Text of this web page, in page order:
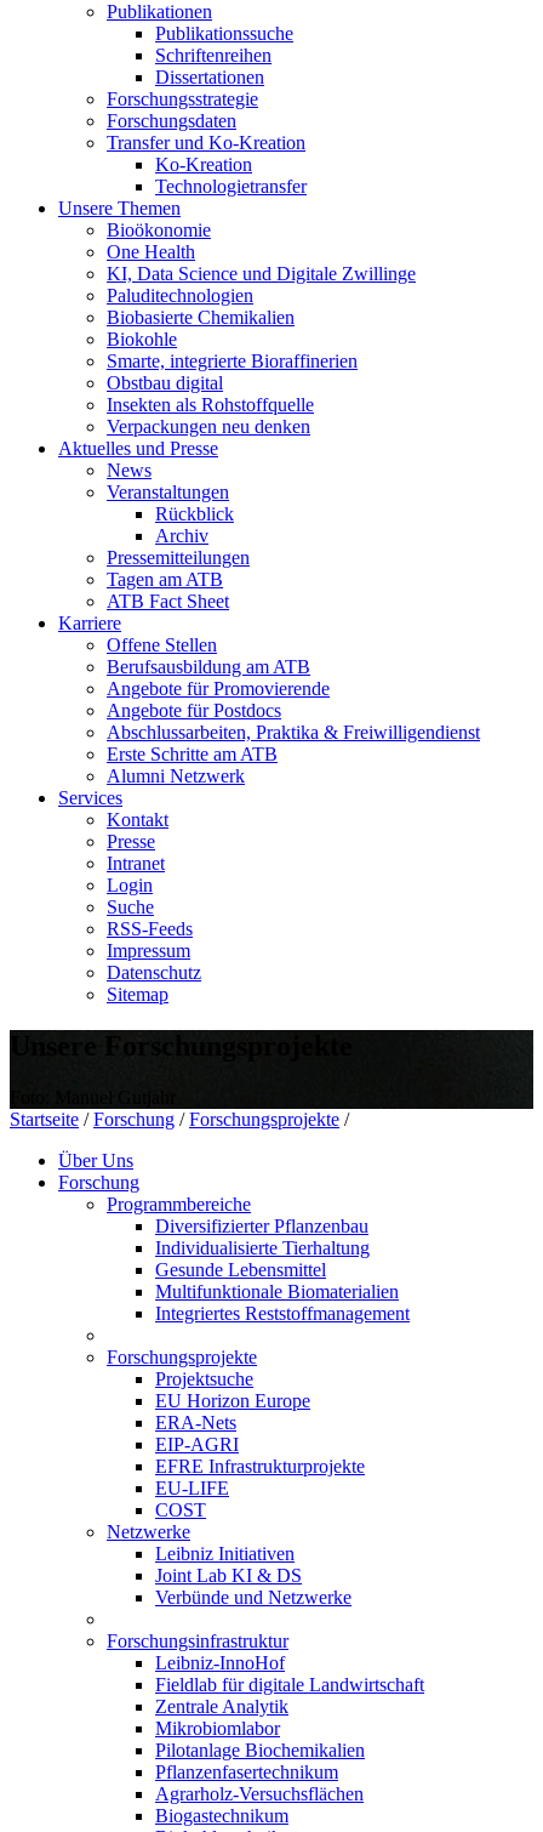
Publikationen
Publikationssuche
Schriftenreihen
Dissertationen
Forschungsstrategie
Forschungsdaten
Transfer und Ko-Kreation
Ko-Kreation
Technologietransfer
Unsere Themen
Bioökonomie
One Health
KI, Data Science und Digitale Zwillinge
Paluditechnologien
Biobasierte Chemikalien
Biokohle
Smarte, integrierte Bioraffinerien
Obstbau digital
Insekten als Rohstoffquelle
Verpackungen neu denken
Aktuelles und Presse
News
Veranstaltungen
Rückblick
Archiv
Pressemitteilungen
Tagen am ATB
ATB Fact Sheet
Karriere
Offene Stellen
Berufsausbildung am ATB
Angebote für Promovierende
Angebote für Postdocs
Abschlussarbeiten, Praktika & Freiwilligendienst
Erste Schritte am ATB
Alumni Netzwerk
Services
Kontakt
Presse
Intranet
Login
Suche
RSS-Feeds
Impressum
Datenschutz
Sitemap
Unsere Forschungsprojekte
Startseite / Forschung / Forschungsprojekte /
Über Uns
Forschung
Programmbereiche
Diversifizierter Pflanzenbau
Individualisierte Tierhaltung
Gesunde Lebensmittel
Multifunktionale Biomaterialien
Integriertes Reststoffmanagement
Forschungsprojekte
Projektsuche
EU Horizon Europe
ERA-Nets
EIP-AGRI
EFRE Infrastrukturprojekte
EU-LIFE
COST
Netzwerke
Leibniz Initiativen
Joint Lab KI & DS
Verbünde und Netzwerke
Forschungsinfrastruktur
Leibniz-InnoHof
Fieldlab für digitale Landwirtschaft
Zentrale Analytik
Mikrobiomlabor
Pilotanlage Biochemikalien
Pflanzenfasertechnikum
Agrarholz-Versuchsflächen
Biogastechnikum